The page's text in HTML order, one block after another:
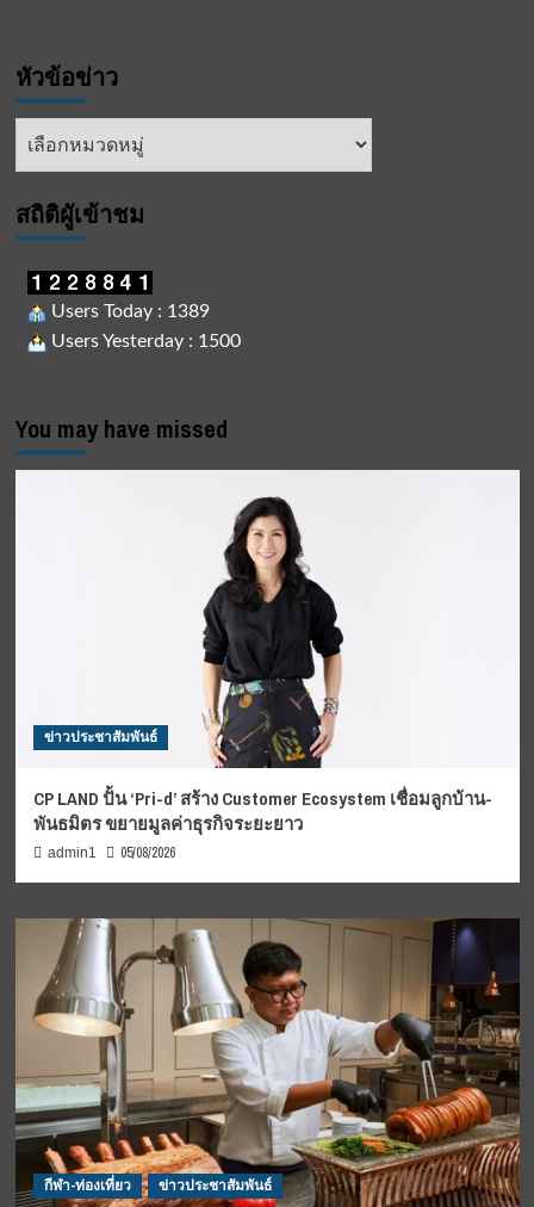
หัวข้อข่าว
หัวข้อ
สถิติผูัเข้าชม
Users Today : 1389
Users Yesterday : 1500
You may have missed
ข่าวประชาสัมพันธ์
CP LAND ปั้น ‘Pri-d’ สร้าง Customer Ecosystem เชื่อมลูกบ้าน-
พันธมิตร ขยายมูลค่าธุรกิจระยะยาว
admin1 05/08/2026
กีฬา-ท่องเที่ยว ข่าวประชาสัมพันธ์